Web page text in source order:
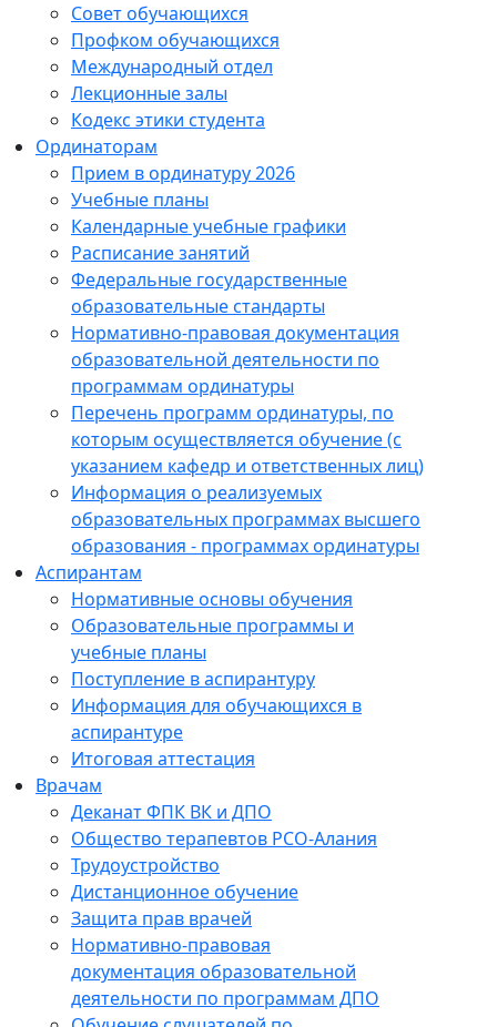
Совет обучающихся
Профком обучающихся
Международный отдел
Лекционные залы
Кодекс этики студента
Ординаторам
Прием в ординатуру 2026
Учебные планы
Календарные учебные графики
Расписание занятий
Федеральные государственные
образовательные стандарты
Нормативно-правовая документация
образовательной деятельности по
программам ординатуры
Перечень программ ординатуры, по
которым осуществляется обучение (с
указанием кафедр и ответственных лиц)
Информация о реализуемых
образовательных программах высшего
образования - программах ординатуры
Аспирантам
Нормативные основы обучения
Образовательные программы и
учебные планы
Поступление в аспирантуру
Информация для обучающихся в
аспирантуре
Итоговая аттестация
Врачам
Деканат ФПК ВК и ДПО
Общество терапевтов РСО-Алания
Трудоустройство
Дистанционное обучение
Защита прав врачей
Нормативно-правовая
документация образовательной
деятельности по программам ДПО